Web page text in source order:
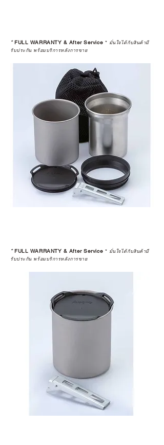
*FULL WARRANTY & After Service * มั่นใจได้กับสินค้ามี
รับประกัน พร้อมบริการหลังการขาย
*FULL WARRANTY & After Service * มั่นใจได้กับสินค้ามี
รับประกัน พร้อมบริการหลังการขาย